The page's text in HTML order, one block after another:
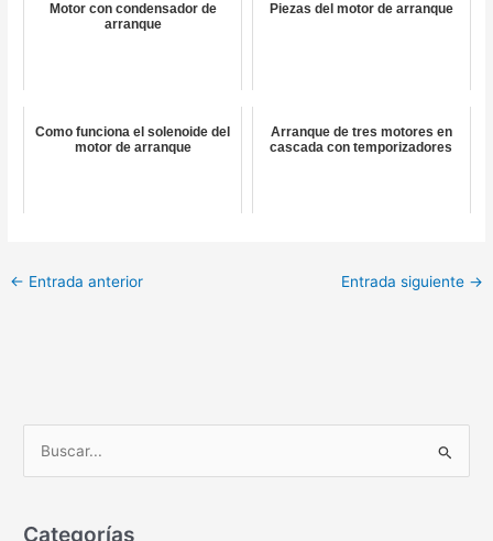
Motor con condensador de
arranque
Piezas del motor de arranque
Como funciona el solenoide del
motor de arranque
Arranque de tres motores en
cascada con temporizadores
← Entrada anterior Entrada siguiente →
c
Categorías